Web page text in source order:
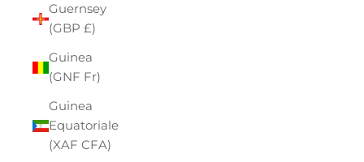
Guernsey
(GBP £)
Guinea
(GNF Fr)
Guinea
Equatoriale
(XAF CFA)